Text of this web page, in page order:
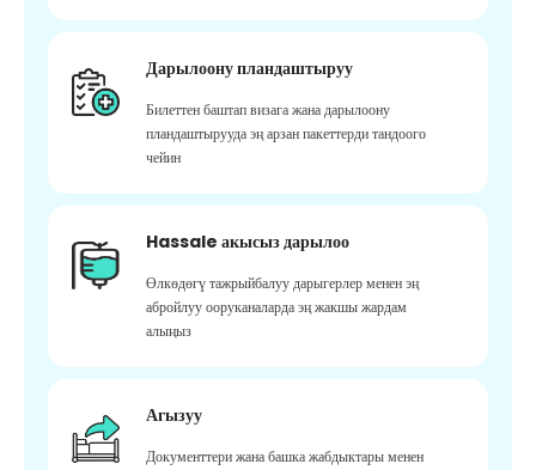
Дарылоону пландаштыруу
Билеттен баштап визага жана дарылоону
пландаштырууда эң арзан пакеттерди тандоого
чейин
Hassale акысыз дарылоо
Өлкөдөгү тажрыйбалуу дарыгерлер менен эң
абройлуу ооруканаларда эң жакшы жардам
алыңыз
Агызуу
Документтери жана башка жабдыктары менен